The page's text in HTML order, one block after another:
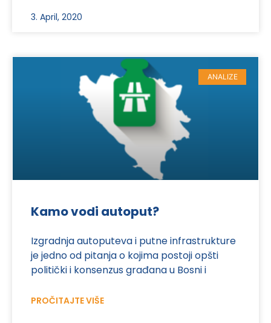
3. April, 2020
ANALIZE
Kamo vodi autoput?
Izgradnja autoputeva i putne infrastrukture
je jedno od pitanja o kojima postoji opšti
politički i konsenzus građana u Bosni i
PROČITAJTE VIŠE